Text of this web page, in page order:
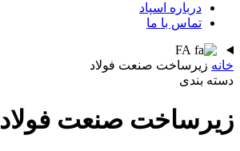
درباره اسپاد
تماس با ما
FA
خانه زیرساخت صنعت فولاد
دسته بندی
زیرساخت صنعت فولاد